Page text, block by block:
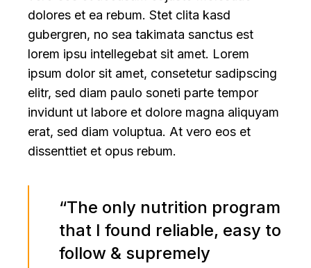
dolores et ea rebum. Stet clita kasd
gubergren, no sea takimata sanctus est
lorem ipsu intellegebat sit amet. Lorem
ipsum dolor sit amet, consetetur sadipscing
elitr, sed diam paulo soneti parte tempor
invidunt ut labore et dolore magna aliquyam
erat, sed diam voluptua. At vero eos et
dissenttiet et opus rebum.
“The only nutrition program
that I found reliable, easy to
follow & supremely